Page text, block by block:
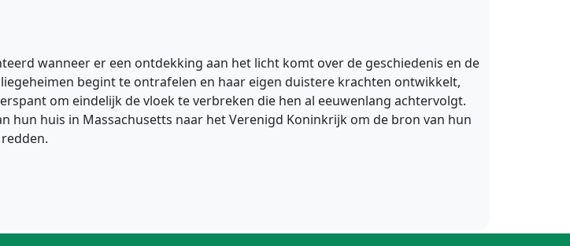
wanneer er een ontdekking aan het licht komt over de geschiedenis en de
begint te ontrafelen en haar eigen duistere krachten ontwikkelt,
om eindelijk de vloek te verbreken die hen al eeuwenlang achtervolgt.
hun huis in Massachusetts naar het Verenigd Koninkrijk om de bron van hun